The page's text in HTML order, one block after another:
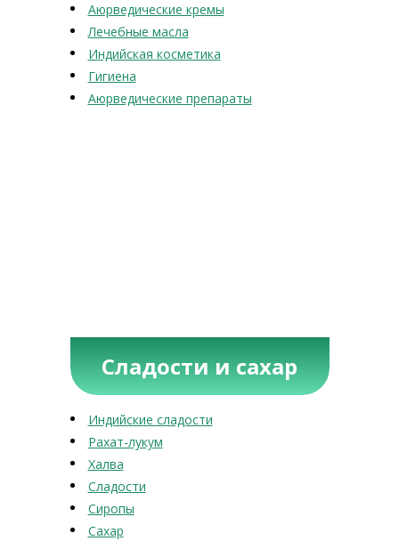
Аюрведические кремы
Лечебные масла
Индийская косметика
Гигиена
Аюрведические препараты
Сладости и сахар
Индийские сладости
Рахат-лукум
Халва
Сладости
Сиропы
Сахар